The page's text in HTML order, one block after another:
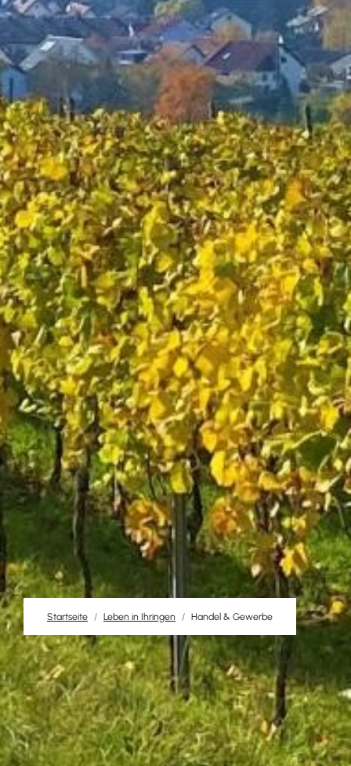
Startseite Leben in Ihringen Handel & Gewerbe